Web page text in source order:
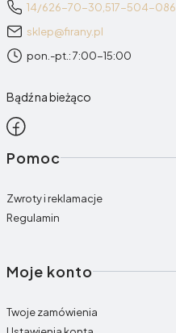
14/626-70-30, 517-504-086
sklep@firany.pl
pon.-pt.: 7:00-15:00
Bądź na bieżąco
Linki w stopce
Pomoc
Zwroty i reklamacje
Regulamin
Moje konto
Twoje zamówienia